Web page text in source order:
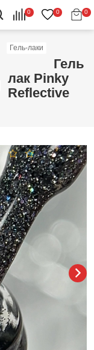
0 0 0
Гель-лаки
Гель
лак Pinky
Reflective